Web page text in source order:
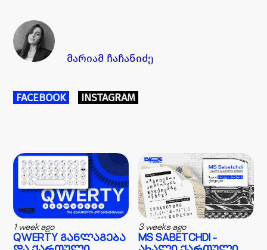
მარიამ ჩაჩანიძე
FACEBOOK INSTAGRAM
1 week ago
QWERTY ᲒᲐᲜᲚᲐᲒᲔᲑᲐ
3 weeks ago
MS SABETCHDI -